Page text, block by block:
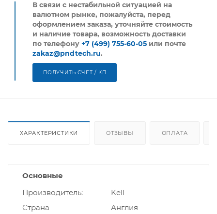
В связи с нестабильной ситуацией на
валютном рынке, пожалуйста, перед
оформлением заказа, уточняйте стоимость
и наличие товара, возможность доставки
по телефону +7 (499) 755-60-05 или почте
zakaz@pndtech.ru.
ПОЛУЧИТЬ СЧЕТ / КП
ХАРАКТЕРИСТИКИ ОТЗЫВЫ ОПЛАТА
Основные
Производитель
Kell
Страна
Англия